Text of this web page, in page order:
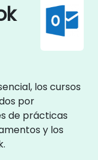
los cursos
por
de prácticas
y los